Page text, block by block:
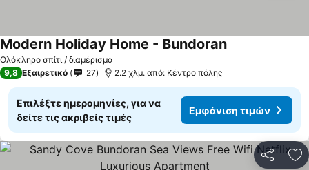
Ολόκληρο σπίτι / διαμέρισμα
Modern Holiday Home - BundoranΕμφάνιση
9,8 Εξαιρετικό 27 2.2 χλμ. από: Κέντρο πόλης
Επιλέξτε ημερομηνίες, για να
δείτε τις ακριβείς τιμές
Εμφάνιση τιμών